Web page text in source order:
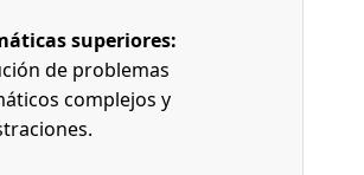
superiores:
de problemas
complejos y